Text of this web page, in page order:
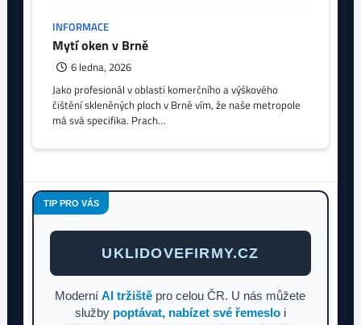
INFORMACE
Mytí oken v Brně
6 ledna, 2026
Jako profesionál v oblasti komerčního a výškového
čištění skleněných ploch v Brně vím, že naše metropole
má svá specifika. Prach…
TIP PRO VÁS
UKLIDOVEFIRMY.CZ
ModerníAI tržiště pro celou ČR. U nás můžete
služby poptávat, nabízet své řemesloi